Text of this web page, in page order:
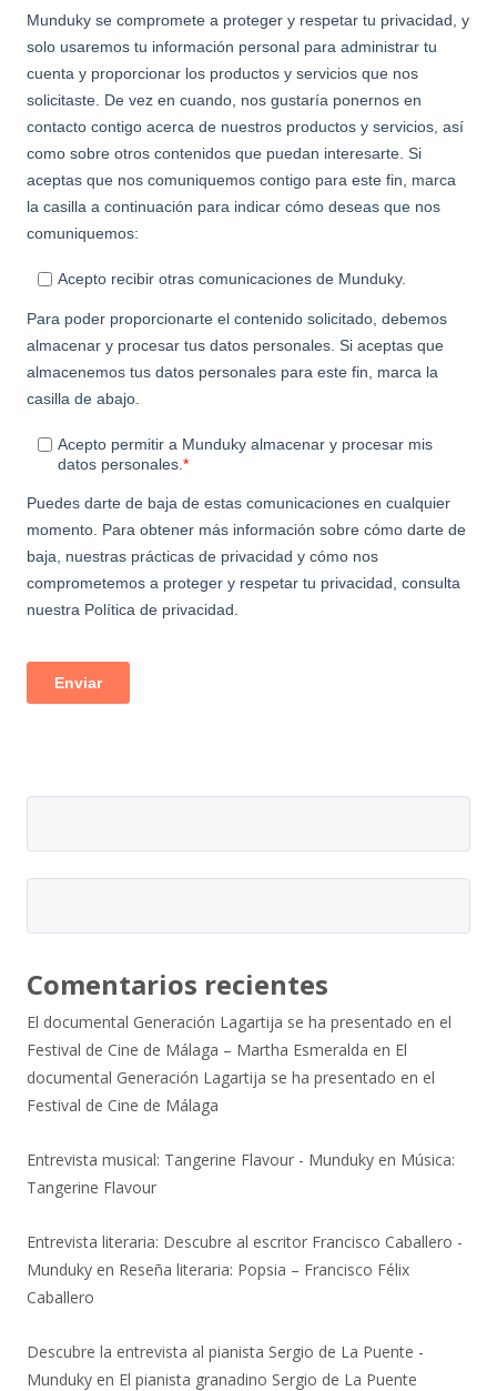
Comentarios recientes
El documental Generación Lagartija se ha presentado en el
Festival de Cine de Málaga – Martha Esmeralda en El
documental Generación Lagartija se ha presentado en el
Festival de Cine de Málaga
Entrevista musical: Tangerine Flavour - Munduky en Música:
Tangerine Flavour
Entrevista literaria: Descubre al escritor Francisco Caballero -
Munduky en Reseña literaria: Popsia – Francisco Félix
Caballero
Descubre la entrevista al pianista Sergio de La Puente -
Munduky en El pianista granadino Sergio de La Puente